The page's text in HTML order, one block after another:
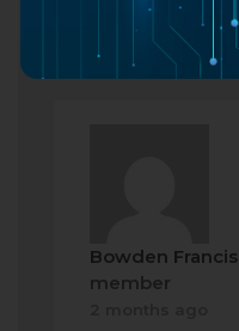
Bowden Francis
member